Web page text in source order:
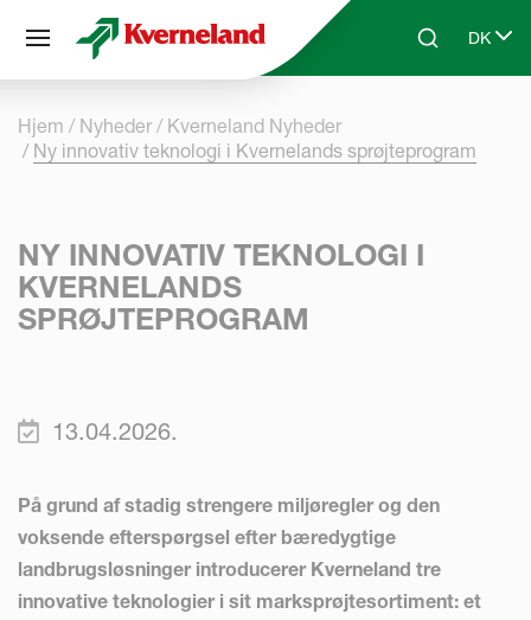
Skip to main contentSearchDK
Select
Hjem Nyheder
Kverneland Nyheder
Ny innovativ teknologi i Kvernelands sprøjteprogram
NY INNOVATIV TEKNOLOGI I
KVERNELANDS
SPRØJTEPROGRAM
13.04.2026.
På grund af stadig strengere miljøregler og den
voksende efterspørgsel efter bæredygtige
landbrugsløsninger introducerer Kverneland tre
innovative teknologier i sit marksprøjtesortiment: et
CCookie-styringspanel